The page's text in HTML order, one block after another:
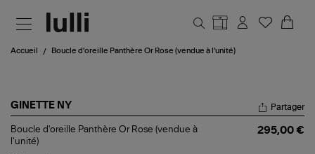
Accueil Boucle d'oreille Panthère Or Rose (vendue à l'unité)
GINETTE NY
Boucle
d'oreille
Partager
Boucle d'oreille Panthère Or Rose (vendue à
l'unité)
295,00 €